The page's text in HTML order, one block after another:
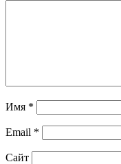
Имя *
Email *
Сайт